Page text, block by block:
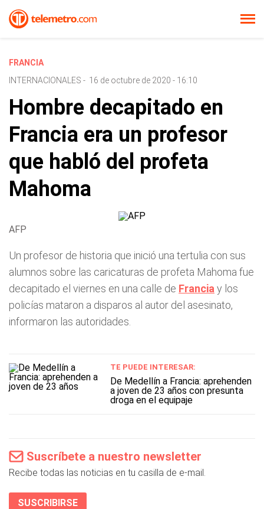
FRANCIA
INTERNACIONALES - 16 de octubre de 2020 - 16:10
Hombre decapitado en
Francia era un profesor
que habló del profeta
Mahoma
AFP
Un profesor de historia que inició una tertulia con sus
alumnos sobre las caricaturas de profeta Mahoma fue
decapitado el viernes en una calle de Francia y los
policías mataron a disparos al autor del asesinato,
informaron las autoridades.
TE PUEDE INTERESAR:
De Medellín a Francia: aprehenden
a joven de 23 años con presunta
droga en el equipaje
Suscríbete a nuestro newsletter
Recibe todas las noticias en tu casilla de e-mail.
SUSCRIBIRSE